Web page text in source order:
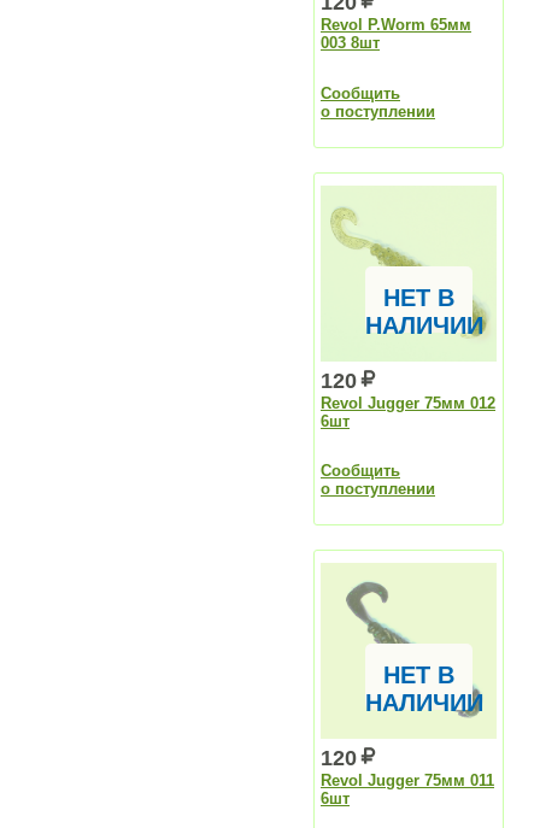
Revol P.Worm 65мм
003 8шт
Сообщить
о поступлении
НЕТ В
НАЛИЧИИ
120
Revol Jugger 75мм 012
6шт
Сообщить
о поступлении
НЕТ В
НАЛИЧИИ
120
Revol Jugger 75мм 011
6шт